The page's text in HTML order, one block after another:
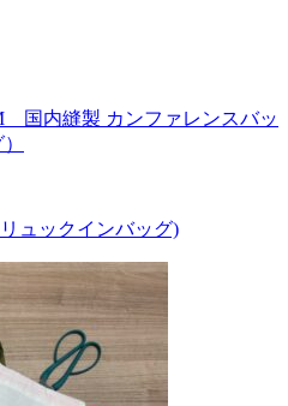
内縫製 カンファレンスバッ
ュックインバッグ)